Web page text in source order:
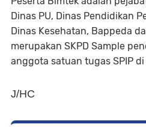
Dinas PU, Dinas Pendidikan
Dinas Kesehatan, Bappeda
merupakan SKPD Sample
anggota satuan tugas SPIP di
J/HC